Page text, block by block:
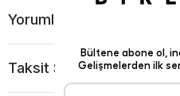
Yorumlar
Taksit Seçenekleri